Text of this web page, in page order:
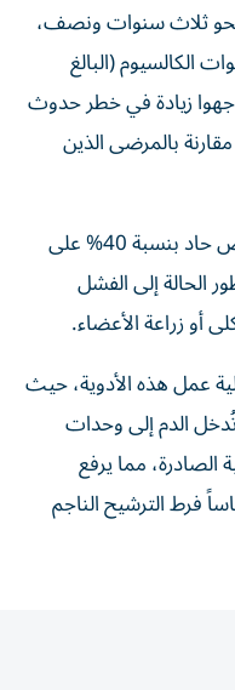
ثلاث سنوات ونصف،
الكالسيوم (البالغ
واجهوا زيادة في خطر حدوث
خطرة بنسبة 33%، مقارنة بالمرضى الذين
وتمثلت هذه المضاعفات في انخفاض حاد بنسبة 40% على
الحالة إلى الفشل
أو زراعة الأعضاء.
عمل هذه الأدوية، حيث
تُدخل الدم إلى وحدات
الصادرة، مما يرفع
فرط الترشيح الناجم